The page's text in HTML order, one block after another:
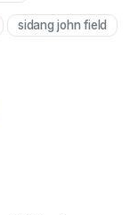
sidang john field